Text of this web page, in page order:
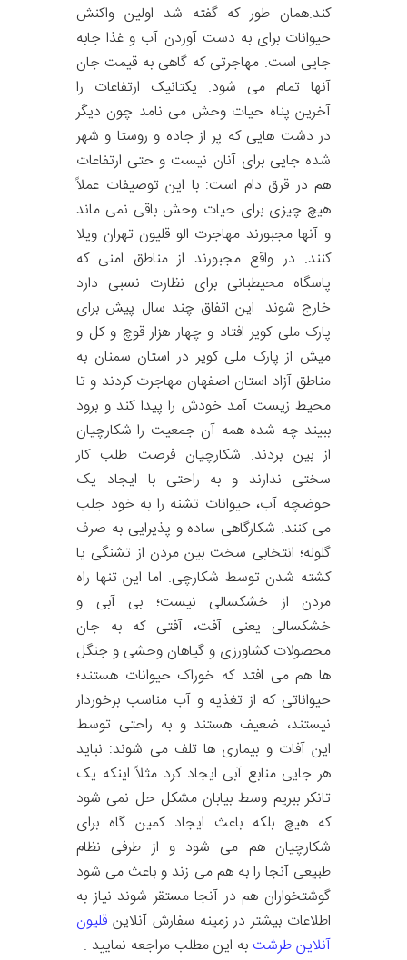
کند.همان طور که گفته شد اولین واکنش
حیوانات برای به دست آوردن آب و غذا جابه
جایی است. مهاجرتی که گاهی به قیمت جان
آنها تمام می شود. یکتانیک ارتفاعات را
آخرین پناه حیات وحش می نامد چون دیگر
در دشت هایی که پر از جاده و روستا و شهر
شده جایی برای آنان نیست و حتی ارتفاعات
هم در قرق دام است: با این توصیفات عملاً
هیچ چیزی برای حیات وحش باقی نمی ماند
و آنها مجبورند مهاجرت الو قلیون تهران ویلا
کنند. در واقع مجبورند از مناطق امنی که
پاسگاه محیطبانی برای نظارت نسبی دارد
خارج شوند. این اتفاق چند سال پیش برای
پارک ملی کویر افتاد و چهار هزار قوچ و کل و
میش از پارک ملی کویر در استان سمنان به
مناطق آزاد استان اصفهان مهاجرت کردند و تا
محیط زیست آمد خودش را پیدا کند و برود
ببیند چه شده همه آن جمعیت را شکارچیان
از بین بردند. شکارچیان فرصت طلب کار
سختی ندارند و به راحتی با ایجاد یک
حوضچه آب، حیوانات تشنه را به خود جلب
می کنند. شکارگاهی ساده و پذیرایی به صرف
گلوله؛ انتخابی سخت بین مردن از تشنگی یا
کشته شدن توسط شکارچی. اما این تنها راه
مردن از خشکسالی نیست؛ بی آبی و
خشکسالی یعنی آفت، آفتی که به جان
محصولات کشاورزی و گیاهان وحشی و جنگل
ها هم می افتد که خوراک حیوانات هستند؛
حیواناتی که از تغذیه و آب مناسب برخوردار
نیستند، ضعیف هستند و به راحتی توسط
این آفات و بیماری ها تلف می شوند: نباید
هر جایی منابع آبی ایجاد کرد مثلاً اینکه یک
تانکر ببریم وسط بیابان مشکل حل نمی شود
که هیچ بلکه باعث ایجاد کمین گاه برای
شکارچیان هم می شود و از طرفی نظام
طبیعی آنجا را به هم می زند و باعث می شود
گوشتخواران هم در آنجا مستقر شوند نیاز به
اطلاعات بیشتر در زمینه سفارش آنلاین قلیون
آنلاین طرشت به این مطلب مراجعه نمایید .